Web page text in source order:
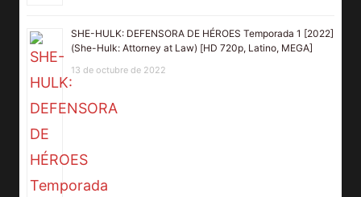
SHE-HULK: DEFENSORA DE HÉROES Temporada 1 [2022]
(She-Hulk: Attorney at Law) [HD 720p, Latino, MEGA]
13 de octubre de 2022